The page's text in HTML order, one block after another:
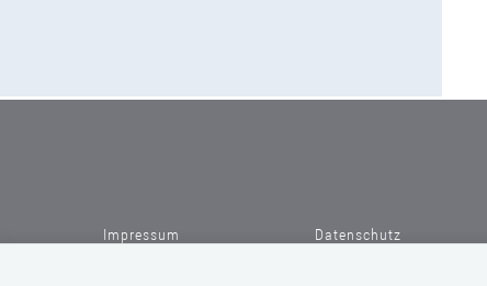
Impressum
Datenschutz